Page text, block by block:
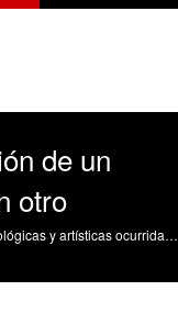
de un
otro
Divulgación de las actividades científicas, tecnológicas y artísticas ocurridas en los tres campus de la UPV